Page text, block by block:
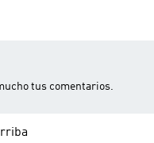
tus comentarios.